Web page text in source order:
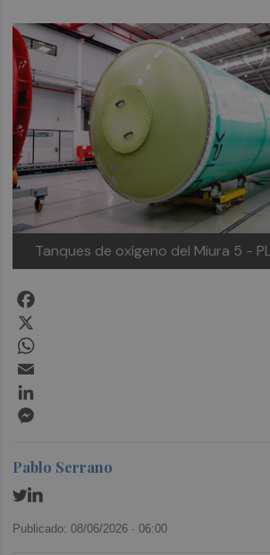
Tanques de oxígeno del Miura 5 -
Pablo Serrano
Publicado: 08/06/2026 ·06:00